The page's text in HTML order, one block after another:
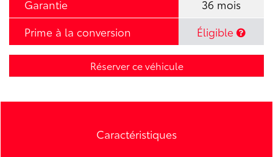
Garantie
36 mois
Prime à la conversion
Éligible
Réserver ce véhicule
Caractéristiques